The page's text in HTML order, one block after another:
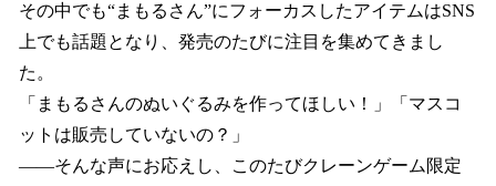
その中でも“まもるさん”にフォーカスしたアイテムはSNS
上でも話題となり、発売のたびに注目を集めてきまし
た。
「まもるさんのぬいぐるみを作ってほしい！」「マスコ
ットは販売していないの？」
――そんな声にお応えし、このたびクレーンゲーム限定